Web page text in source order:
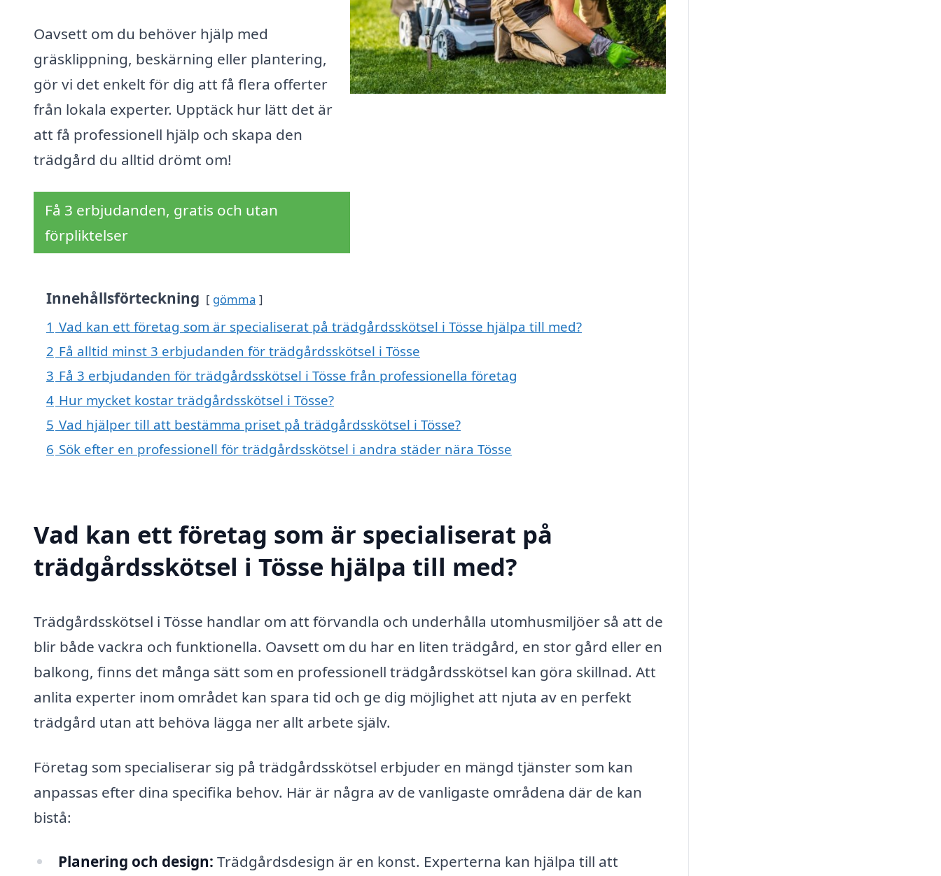
Oavsett om du behöver hjälp med
gräsklippning, beskärning eller plantering,
gör vi det enkelt för dig att få flera offerter
från lokala experter. Upptäck hur lätt det är
att få professionell hjälp och skapa den
trädgård du alltid drömt om!
Få 3 erbjudanden, gratis och utan
förpliktelser
Innehållsförteckning gömma
1 Vad kan ett företag som är specialiserat på trädgårdsskötsel i Tösse hjälpa till med?
2 Få alltid minst 3 erbjudanden för trädgårdsskötsel i Tösse
3 Få 3 erbjudanden för trädgårdsskötsel i Tösse från professionella företag
4 Hur mycket kostar trädgårdsskötsel i Tösse?
5 Vad hjälper till att bestämma priset på trädgårdsskötsel i Tösse?
6 Sök efter en professionell för trädgårdsskötsel i andra städer nära Tösse
Vad kan ett företag som är specialiserat på
trädgårdsskötsel i Tösse hjälpa till med?
Trädgårdsskötsel i Tösse handlar om att förvandla och underhålla utomhusmiljöer så att de
blir både vackra och funktionella. Oavsett om du har en liten trädgård, en stor gård eller en
balkong, finns det många sätt som en professionell trädgårdsskötsel kan göra skillnad. Att
anlita experter inom området kan spara tid och ge dig möjlighet att njuta av en perfekt
trädgård utan att behöva lägga ner allt arbete själv.
Företag som specialiserar sig på trädgårdsskötsel erbjuder en mängd tjänster som kan
anpassas efter dina specifika behov. Här är några av de vanligaste områdena där de kan
bistå:
Planering och design: Trädgårdsdesign är en konst. Experterna kan hjälpa till att